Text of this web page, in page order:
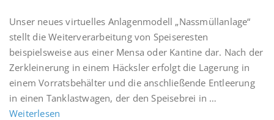
Unser neues virtuelles Anlagenmodell „Nassmüllanlage“
stellt die Weiterverarbeitung von Speiseresten
beispielsweise aus einer Mensa oder Kantine dar. Nach der
Zerkleinerung in einem Häcksler erfolgt die Lagerung in
einem Vorratsbehälter und die anschließende Entleerung
in einen Tanklastwagen, der den Speisebrei in …
Weiterlesen